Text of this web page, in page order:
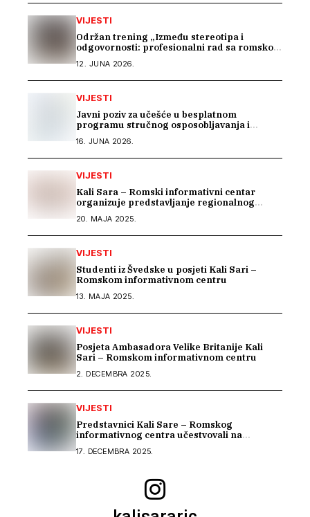
VIJESTI
Održan trening „Između stereotipa i
odgovornosti: profesionalni rad sa romskom
12. JUNA 2026.
VIJESTI
Javni poziv za učešće u besplatnom
programu stručnog osposobljavanja i
16. JUNA 2026.
VIJESTI
Kali Sara – Romski informativni centar
organizuje predstavljanje regionalnog
OF ROMA IN THE WESTERN BALKANS“
20. MAJA 2025.
VIJESTI
Studenti iz Švedske u posjeti Kali Sari –
Romskom informativnom centru
13. MAJA 2025.
VIJESTI
Posjeta Ambasadora Velike Britanije Kali
Sari – Romskom informativnom centru
2. DECEMBRA 2025.
VIJESTI
Predstavnici Kali Sare – Romskog
informativnog centra učestvovali na
programa o rodnoj ravnopravnosti i
17. DECEMBRA 2025.